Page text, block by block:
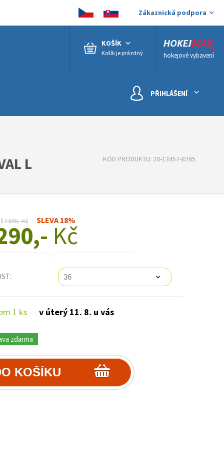
Zákaznická podpora
hokejové vybavení
KOŠÍK
Košík je prázdný
PŘIHLÁŠENÍ
L KÓD PRODUKTU: 20-13457-8265
7 690,- Kč SLEVA 18%
Kč
1 ks - v úterý 11. 8. u vás
zdarma